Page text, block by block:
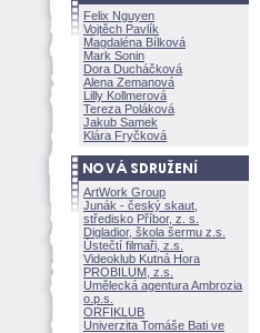
Felix Nguyen
Vojtěch Pavlík
Magdaléna Bílkov
Mark Sonin
Dora Ducháčkov
Alena Zemanov
Lilly Kollmerov
Tereza Polákov
Jakub Samek
Klára Fryčkov
ArtWork Group
Junák - český skaut,
středisko Příbor, z. s.
Digladior, škola šermu z.s.
Ústečtí filmaři, z.s.
Videoklub Kutná Hora
PROBILUM, z.s.
Umělecká agentura Ambrozia
o.p.s.
ORFIKLUB
Univerzita Tomáše Bati ve